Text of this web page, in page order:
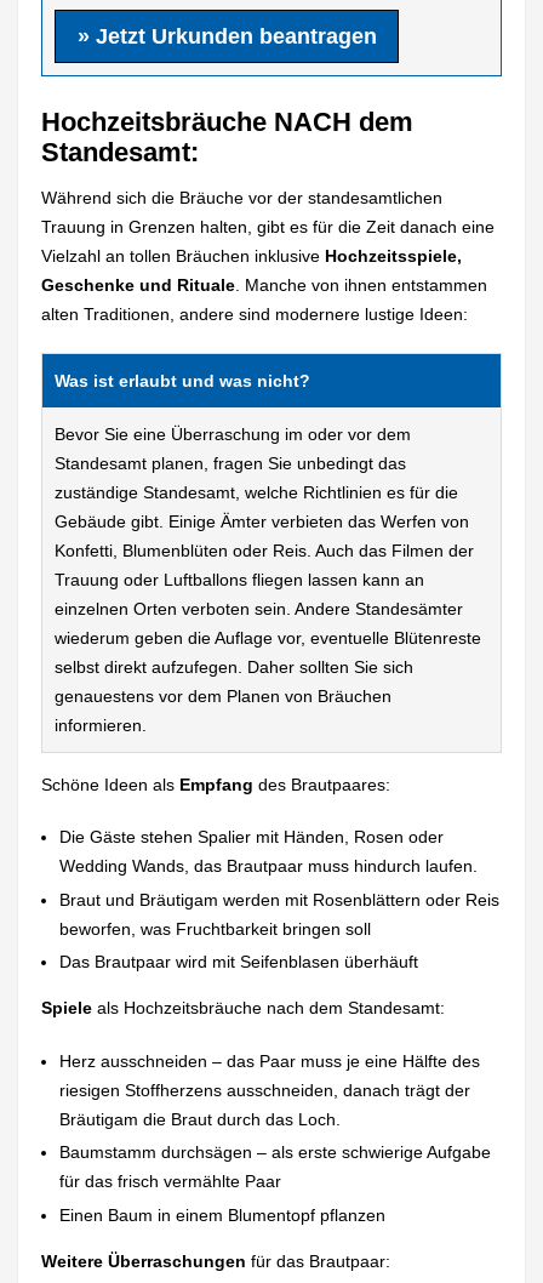
» Jetzt Urkunden beantragen
Hochzeitsbräuche NACH dem
Standesamt:
Während sich die Bräuche vor der standesamtlichen
Trauung in Grenzen halten, gibt es für die Zeit danach eine
Vielzahl an tollen Bräuchen inklusive Hochzeitsspiele,
Geschenke und Rituale . Manche von ihnen entstammen
alten Traditionen, andere sind modernere lustige Ideen:
Was ist erlaubt und was nicht?
Bevor Sie eine Überraschung im oder vor dem
Standesamt planen, fragen Sie unbedingt das
zuständige Standesamt, welche Richtlinien es für die
Gebäude gibt. Einige Ämter verbieten das Werfen von
Konfetti, Blumenblüten oder Reis. Auch das Filmen der
Trauung oder Luftballons fliegen lassen kann an
einzelnen Orten verboten sein. Andere Standesämter
wiederum geben die Auflage vor, eventuelle Blütenreste
selbst direkt aufzufegen. Daher sollten Sie sich
genauestens vor dem Planen von Bräuchen
informieren.
Schöne Ideen als Empfang des Brautpaares:
Die Gäste stehen Spalier mit Händen, Rosen oder
Wedding Wands, das Brautpaar muss hindurch laufen.
Braut und Bräutigam werden mit Rosenblättern oder Reis
beworfen, was Fruchtbarkeit bringen soll
Das Brautpaar wird mit Seifenblasen überhäuft
Spiele als Hochzeitsbräuche nach dem Standesamt:
Herz ausschneiden – das Paar muss je eine Hälfte des
riesigen Stoffherzens ausschneiden, danach trägt der
Bräutigam die Braut durch das Loch.
Baumstamm durchsägen – als erste schwierige Aufgabe
für das frisch vermählte Paar
Einen Baum in einem Blumentopf pflanzen
Weitere Überraschungen für das Brautpaar: